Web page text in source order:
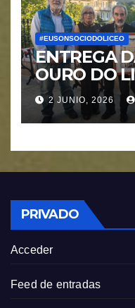
#EUSONSOCIODOLICEO
ENTREGA
OURO DO
2 JUNIO, 2026
PRIVADO
Acceder
Feed de entradas